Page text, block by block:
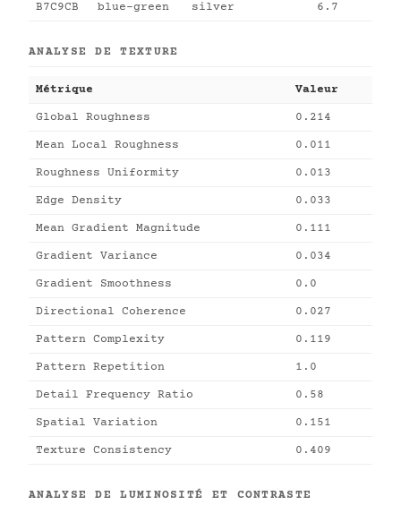
B7C9CB blue-green silver 6.7
ANALYSE DE TEXTURE
Métrique Valeur
Global Roughness 0.214
Mean Local Roughness 0.011
Roughness Uniformity 0.013
Edge Density 0.033
Mean Gradient Magnitude 0.111
Gradient Variance 0.034
Gradient Smoothness 0.0
Directional Coherence 0.027
Pattern Complexity 0.119
Pattern Repetition 1.0
Detail Frequency Ratio 0.58
Spatial Variation 0.151
Texture Consistency 0.409
ANALYSE DE LUMINOSITÉ ET CONTRASTE